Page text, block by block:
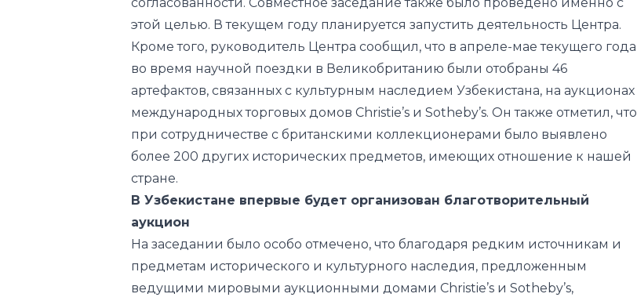
этой целью. В текущем году планируется запустить деятельность Центра.
Кроме того, руководитель Центра сообщил, что в апреле-мае текущего года
во время научной поездки в Великобританию были отобраны 46
артефактов, связанных с культурным наследием Узбекистана, на аукционах
международных торговых домов Christie’s и Sotheby’s. Он также отметил, что
при сотрудничестве с британскими коллекционерами было выявлено
более 200 других исторических предметов, имеющих отношение к нашей
стране.
В Узбекистане впервые будет организован благотворительный
аукцион
На заседании было особо отмечено, что благодаря редким источникам и
предметам исторического и культурного наследия, предложенным
ведущими мировыми аукционными домами Christie’s и Sotheby’s,